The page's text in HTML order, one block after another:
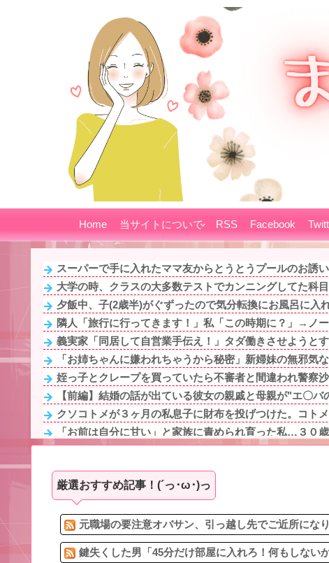
Home 当サイトについて RSS Facebook
スーパーで手に入れたママ友からとうとうプールのお誘
大学の時、クラスの大多数テストでカンニングしてた科
夕飯中、子(2歳半)がぐずったので気分転換にお風呂に入
隣人「旅行に行ってきます！」私「この時期に？」→ノ
義実家「同居して自営業手伝え！」タダ働きさせようと
「お姉ちゃんに嫌われちゃうから秘密」新婦妹の無邪気
姪っ子とクレープを買っていたら不審者と間違われ警察
【前編】結婚の話が出ている彼女の親戚と母親が"エ〇
クソコトメが３ヶ月の私息子に財布を投げつけた。コト
「お前は自分に甘い」と家族に責められ育った私…３０
文系学部卒ってどんな仕事に就くの？結局何で食ってい
私「持病のせいで仕事ができなくて、アパートを追い出
最近彼氏にムカついた事
海外留学中に起きた悲しい事故。同級生の最期について
厳選おすすめ記事！(´っ･ω･)っ
元職場の要注意オバサン、引っ越し先でご近所にな
鍵失くした男「45分だけ部屋に入れろ！何もしな